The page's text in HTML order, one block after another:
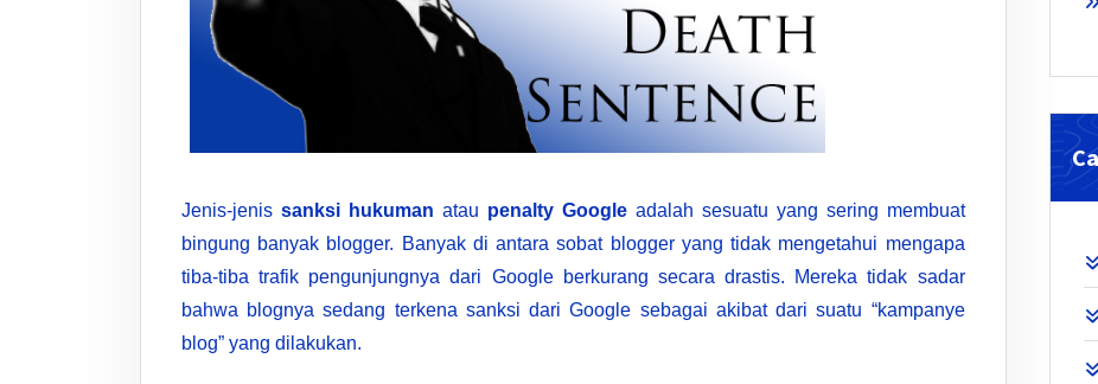
Jenis-jenis sanksi hukuman atau penalty Googleadalah sesuatu yang sering membuat
bingung banyak blogger. Banyak di antara sobat blogger yang tidak mengetahui mengapa
tiba-tiba trafik pengunjungnya dari Google berkurang secara drastis. Mereka tidak sadar
bahwa blognya sedang terkena sanksi dari Google sebagai akibat dari suatu “kampanye
blog” yang dilakukan.